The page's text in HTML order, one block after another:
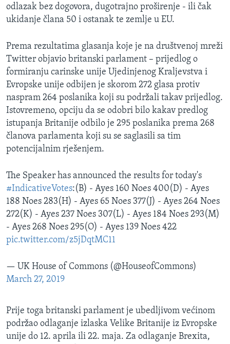
odlazak bez dogovora, dugotrajno proširenje - ili čak
ukidanje člana 50 i ostanak te zemlje u EU.
Prema rezultatima glasanja koje je na društvenoj mreži
Twitter objavio britanski parlament – prijedlog o
formiranju carinske unije Ujedinjenog Kraljevstva i
Evropske unije odbijen je skorom 272 glasa protiv
naspram 264 poslanika koji su podržali takav prijedlog.
Istovremeno, opciju da se odobri bilo kakav predlog
istupanja Britanije odbilo je 295 poslanika prema 268
članova parlamenta koji su se saglasili sa tim
potencijalnim rješenjem.
The Speaker has announced the results for today's
#IndicativeVotes:(B) - Ayes 160 Noes 400(D) - Ayes
188 Noes 283(H) - Ayes 65 Noes 377(J) - Ayes 264 Noes
272(K) - Ayes 237 Noes 307(L) - Ayes 184 Noes 293(M)
- Ayes 268 Noes 295(O) - Ayes 139 Noes 422
pic.twitter.com/z5jDqtMC11
— UK House of Commons (@HouseofCommons)
March 27, 2019
Prije toga britanski parlament je ubedljivom većinom
podržao odlaganje izlaska Velike Britanije iz Evropske
unije do 12. aprila ili 22. maja. Za odlaganje Brexita,